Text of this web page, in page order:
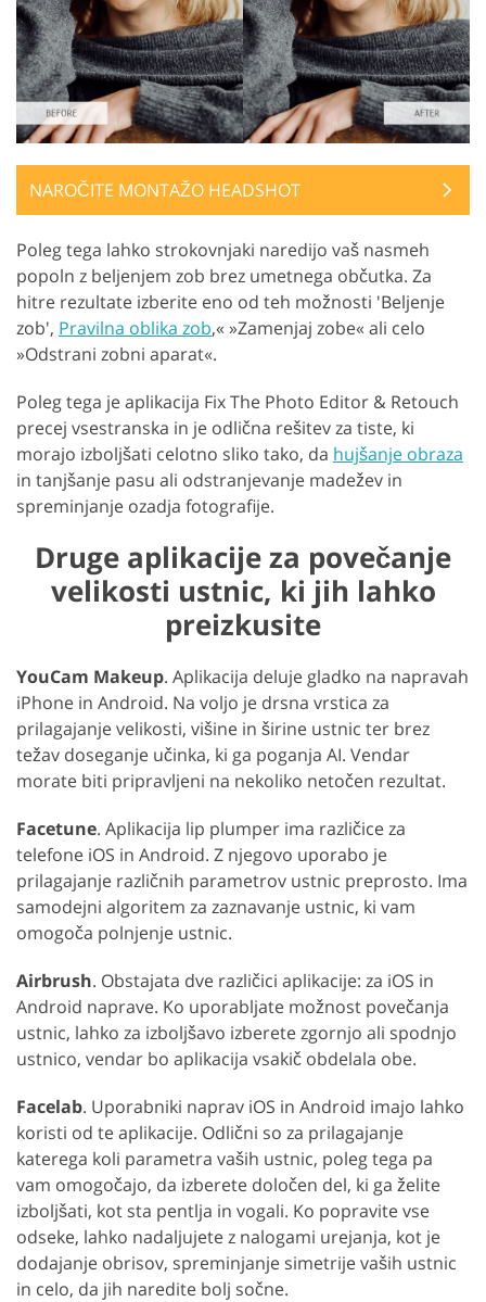
NAROČITE MONTAŽO HEADSHOT
Poleg tega lahko strokovnjaki naredijo vaš nasmeh
popoln z beljenjem zob brez umetnega občutka. Za
hitre rezultate izberite eno od teh možnosti 'Beljenje
zob', Pravilna oblika zob,« »Zamenjaj zobe« ali celo
»Odstrani zobni aparat«.
Poleg tega je aplikacija Fix The Photo Editor & Retouch
precej vsestranska in je odlična rešitev za tiste, ki
morajo izboljšati celotno sliko tako, da hujšanje obraza
in tanjšanje pasu ali odstranjevanje madežev in
spreminjanje ozadja fotografije.
Druge aplikacije za povečanje
velikosti ustnic, ki jih lahko
preizkusite
YouCam Makeup. Aplikacija deluje gladko na napravah
iPhone in Android. Na voljo je drsna vrstica za
prilagajanje velikosti, višine in širine ustnic ter brez
težav doseganje učinka, ki ga poganja AI. Vendar
morate biti pripravljeni na nekoliko netočen rezultat.
Facetune. Aplikacija lip plumper ima različice za
telefone iOS in Android. Z njegovo uporabo je
prilagajanje različnih parametrov ustnic preprosto. Ima
samodejni algoritem za zaznavanje ustnic, ki vam
omogoča polnjenje ustnic.
Airbrush. Obstajata dve različici aplikacije: za iOS in
Android naprave. Ko uporabljate možnost povečanja
ustnic, lahko za izboljšavo izberete zgornjo ali spodnjo
ustnico, vendar bo aplikacija vsakič obdelala obe.
Facelab. Uporabniki naprav iOS in Android imajo lahko
koristi od te aplikacije. Odlični so za prilagajanje
katerega koli parametra vaših ustnic, poleg tega pa
vam omogočajo, da izberete določen del, ki ga želite
izboljšati, kot sta pentlja in vogali. Ko popravite vse
odseke, lahko nadaljujete z nalogami urejanja, kot je
dodajanje obrisov, spreminjanje simetrije vaših ustnic
in celo, da jih naredite bolj sočne.
GET 50% OFF CREATIVE CLOUD